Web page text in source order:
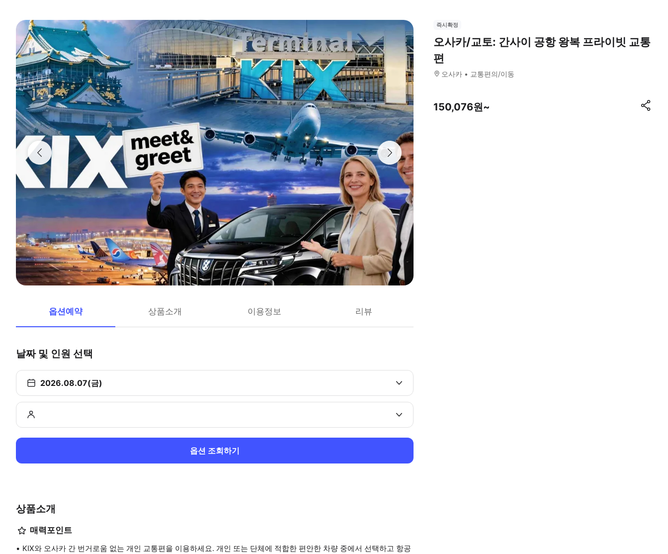
옵션예약 상품소개 이용정보 리뷰
날짜 및 인원 선택
2026.08.07(금)
옵션 조회하기
상품소개
매력포인트
KIX와 오사카 간 번거로움 없는 개인 교통편을 이용하세요. 개인 또는 단체에 적합한 편안한 차량 중에서 선택하고 항공
즉시확정
오사카/교토: 간사이 공항 왕복 프라이빗 교통
편
오사카 교통편의/이동
150,076원~